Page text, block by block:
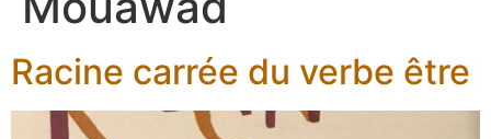
Racine carrée du verbe être